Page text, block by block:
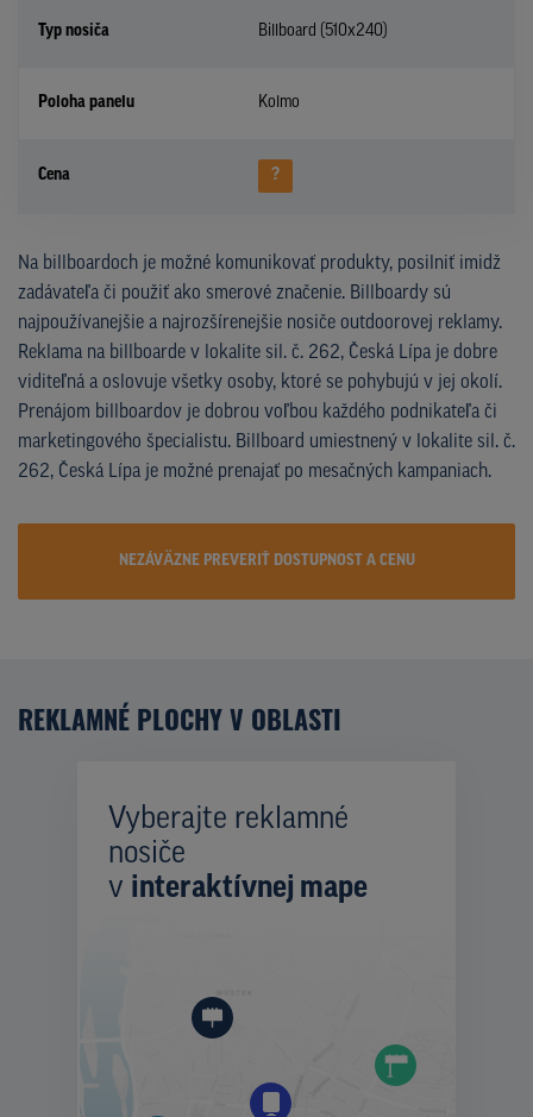
Typ nosiča Billboard (510x240)
Poloha panelu Kolmo
Cena ?
Na billboardoch je možné komunikovať produkty, posilniť imidž
zadávateľa či použiť ako smerové značenie. Billboardy sú
najpoužívanejšie a najrozšírenejšie nosiče outdoorovej reklamy.
Reklama na billboarde v lokalite sil. č. 262, Česká Lípa je dobre
viditeľná a oslovuje všetky osoby, ktoré se pohybujú v jej okolí.
Prenájom billboardov je dobrou voľbou každého podnikateľa či
marketingového špecialistu. Billboard umiestnený v lokalite sil. č.
262, Česká Lípa je možné prenajať po mesačných kampaniach.
NEZÁVÄZNE PREVERIŤ DOSTUPNOST A CENU
REKLAMNÉ PLOCHY V OBLASTI
Vyberajte reklamné
nosiče
v interaktívnej mape